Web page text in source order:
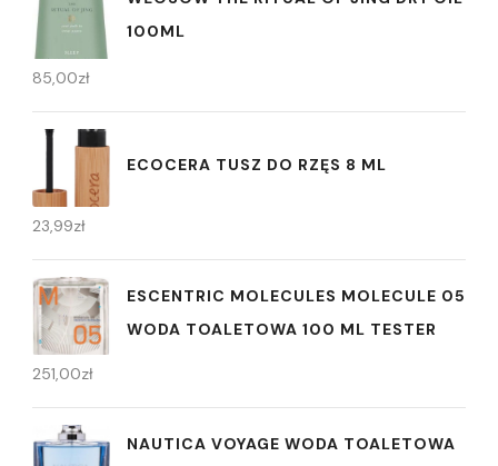
100ML
85,00zł
ECOCERA TUSZ DO RZĘS 8 ML
23,99zł
ESCENTRIC MOLECULES MOLECULE 05
WODA TOALETOWA 100 ML TESTER
251,00zł
NAUTICA VOYAGE WODA TOALETOWA